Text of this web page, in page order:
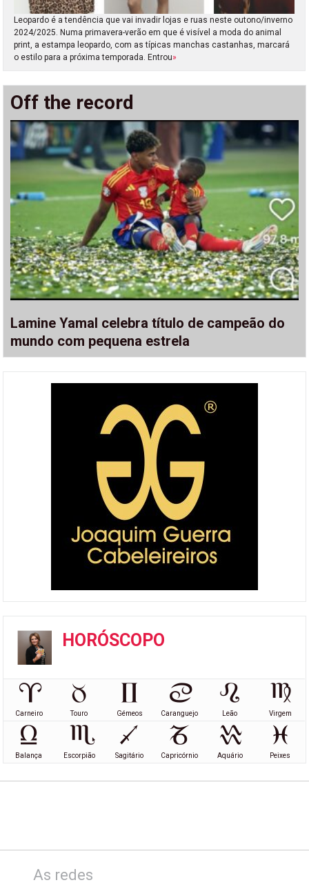
Leopardo é a tendência que vai invadir lojas e ruas neste outono/inverno
2024/2025. Numa primavera-verão em que é visível a moda do animal
print, a estampa leopardo, com as típicas manchas castanhas, marcará
o estilo para a próxima temporada. Entrou»
Off the record
Lamine Yamal celebra título de campeão do
mundo com pequena estrela
HORÓSCOPO
Carneiro Touro Gémeos Caranguejo Leão Virgem
Balança Escorpião Sagitário Capricórnio Aquário Peixes
As redes